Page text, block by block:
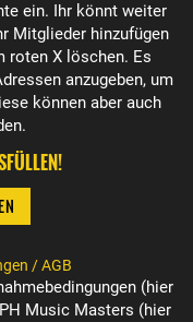
ein. Ihr könnt weiter
Mitglieder hinzufügen
roten X löschen. Es
anzugeben, um
können aber auch
/ AGB
(hier
Music Masters (hier